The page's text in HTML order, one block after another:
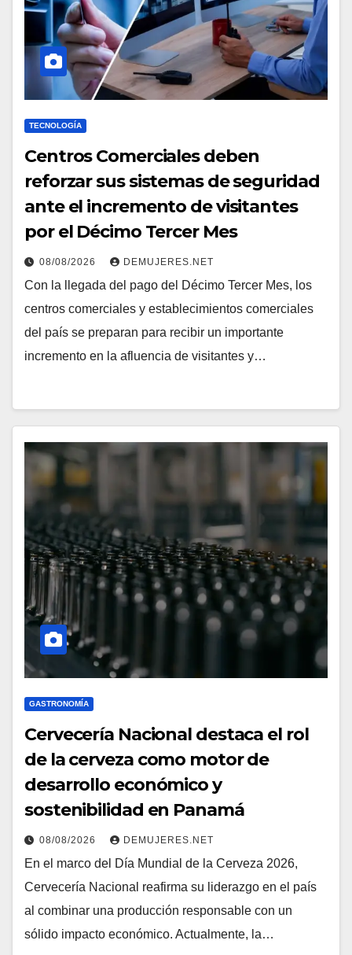
TECNOLOGÍA
Centros Comerciales deben
reforzar sus sistemas de seguridad
ante el incremento de visitantes
por el Décimo Tercer Mes
08/08/2026 DEMUJERES.NET
Con la llegada del pago del Décimo Tercer Mes, los
centros comerciales y establecimientos comerciales
del país se preparan para recibir un importante
incremento en la afluencia de visitantes y…
GASTRONOMÍA
Cervecería Nacional destaca el rol
de la cerveza como motor de
desarrollo económico y
sostenibilidad en Panamá
08/08/2026 DEMUJERES.NET
En el marco del Día Mundial de la Cerveza 2026,
Cervecería Nacional reafirma su liderazgo en el país
al combinar una producción responsable con un
sólido impacto económico. Actualmente, la…